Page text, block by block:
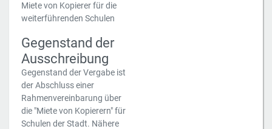
Miete von Kopierer für die
weiterführenden Schulen
Gegenstand der
Ausschreibung
Gegenstand der Vergabe ist
der Abschluss einer
Rahmenvereinbarung über
die "Miete von Kopierern" für
Schulen der Stadt. Nähere